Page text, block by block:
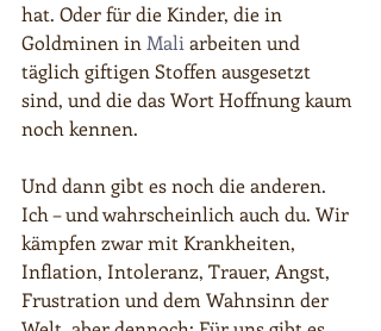
hat. Oder für die Kinder, die in
Goldminen inMali arbeiten und
täglich giftigen Stoffen ausgesetzt
sind, und die das Wort Hoffnung kaum
noch kennen.
Und dann gibt es noch die anderen.
Ich – und wahrscheinlich auch du. Wir
kämpfen zwar mit Krankheiten,
Inflation, Intoleranz, Trauer, Angst,
Frustration und dem Wahnsinn der